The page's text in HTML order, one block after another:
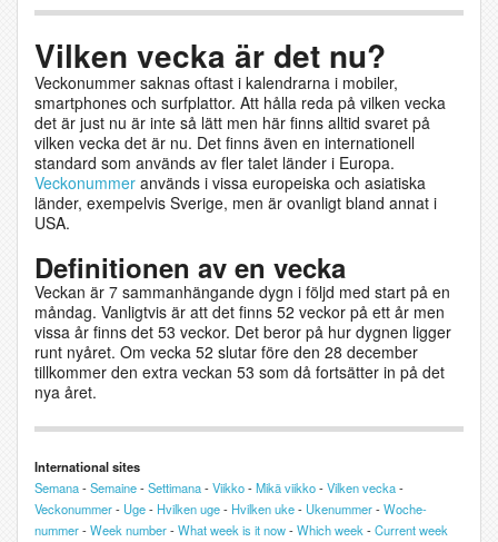
Vilken vecka är det nu?
Veckonummer saknas oftast i kalendrarna i mobiler,
smartphones och surfplattor. Att hålla reda på vilken vecka
det är just nu är inte så lätt men här finns alltid svaret på
vilken vecka det är nu. Det finns även en internationell
standard som används av fler talet länder i Europa.
Veckonummer används i vissa europeiska och asiatiska
länder, exempelvis Sverige, men är ovanligt bland annat i
USA.
Definitionen av en vecka
Veckan är 7 sammanhängande dygn i följd med start på en
måndag. Vanligtvis är att det finns 52 veckor på ett år men
vissa år finns det 53 veckor. Det beror på hur dygnen ligger
runt nyåret. Om vecka 52 slutar före den 28 december
tillkommer den extra veckan 53 som då fortsätter in på det
nya året.
International sites
Semana-Semaine-Settimana-Viikko-Mikä viikko-Vilken vecka-
Veckonummer- Uge- Hvilken uge- Hvilken uke- Ukenummer-Woche-
nummer-Week number-What week is it now-Which week-Current week